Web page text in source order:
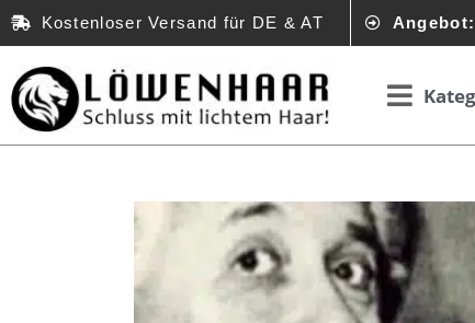
Kostenloser Versand für DE & AT